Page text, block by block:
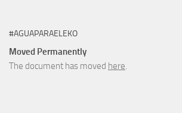
#AGUAPARAELEKO
Moved Permanently
The document has moved here.